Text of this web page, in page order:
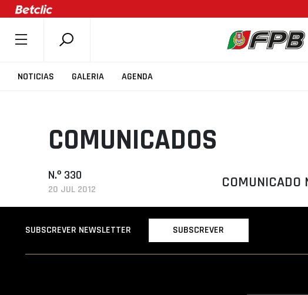
NOTICIAS GALERIA AGENDA
SOBRE A FPB
COMPETIÇÕES
ASSOCIAÇÕES
CLUBES
AGENTES
SELEÇÕES
MINIBASQUETE
COMUNICADOS
N.º 330
20 JUL 2012 COMUNICADO
SUBSCREVER NEWSLETTER SUBSCREVER